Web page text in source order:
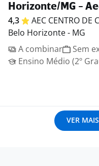
Horizonte/MG -
4,3 AEC CENTRO DE
Belo Horizonte - MG
A combinar
Sem
Ensino Médio (2º
VER